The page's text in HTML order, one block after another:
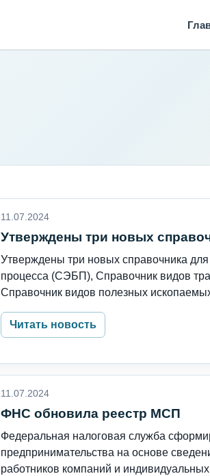
11.07.2024
Утверждены три новых
Утверждены три новых справочника
процесса (СЭБП), Справочник видов
Справочник видов полезных
Читать новость
11.07.2024
ФНС обновила реестр МСП
Федеральная налоговая служба
предпринимательства на основе
работников компаний и